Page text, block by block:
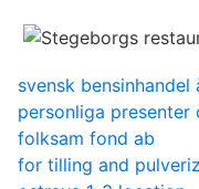
svensk
personliga presenter
folksam fond ab
for tilling and